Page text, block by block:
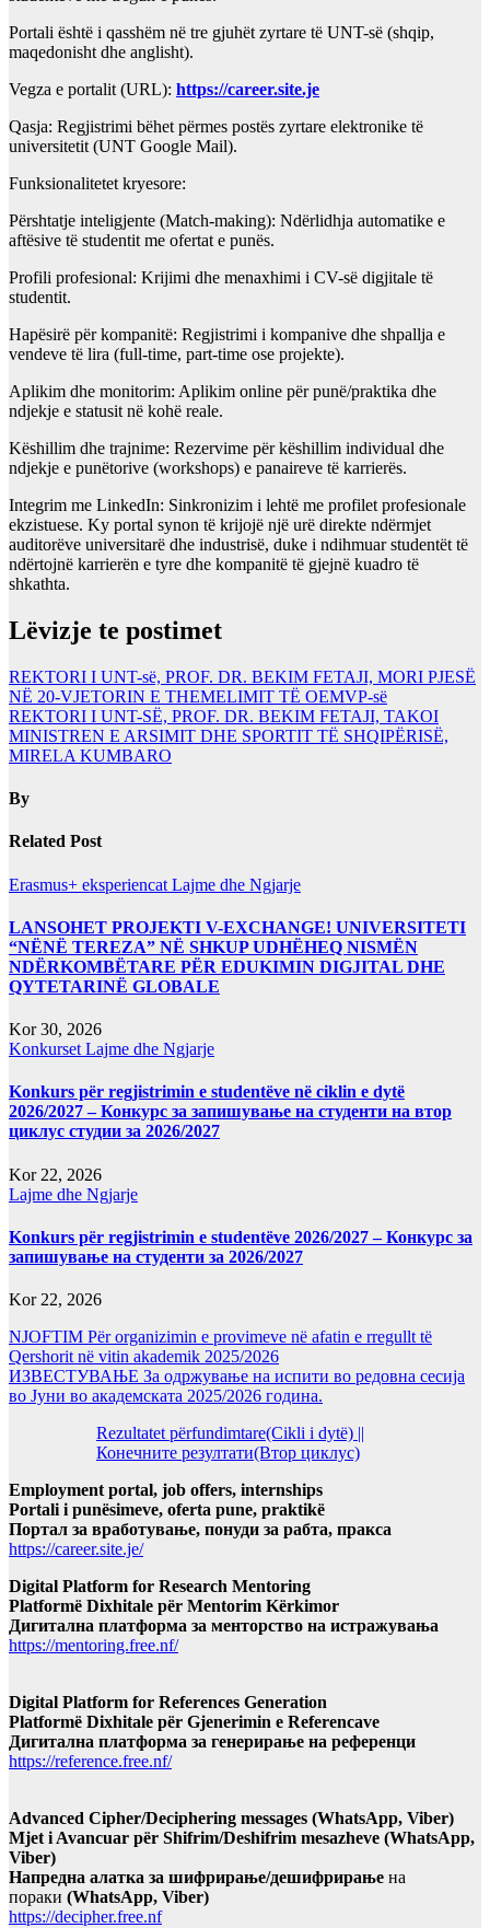
Portali është i qasshëm në tre gjuhët zyrtare të UNT-së (shqip,
maqedonisht dhe anglisht).
Vegza e portalit (URL): https://career.site.je
Qasja: Regjistrimi bëhet përmes postës zyrtare elektronike të
universitetit (UNT Google Mail).
Funksionalitetet kryesore:
Përshtatje inteligjente (Match-making): Ndërlidhja automatike e
aftësive të studentit me ofertat e punës.
Profili profesional: Krijimi dhe menaxhimi i CV-së digjitale të
studentit.
Hapësirë për kompanitë: Regjistrimi i kompanive dhe shpallja e
vendeve të lira (full-time, part-time ose projekte).
Aplikim dhe monitorim: Aplikim online për punë/praktika dhe
ndjekje e statusit në kohë reale.
Këshillim dhe trajnime: Rezervime për këshillim individual dhe
ndjekje e punëtorive (workshops) e panaireve të karrierës.
Integrim me LinkedIn: Sinkronizim i lehtë mе profilet profesionale
ekzistuese. Ky portal synon të krijojë një urë direkte ndërmjet
auditorëve universitarë dhe industrisë, duke i ndihmuar studentët të
ndërtojnë karrierën e tyre dhe kompanitë të gjejnë kuadro të
shkathta.
Lëvizje te postimet
REKTORI I UNT-së, PROF. DR. BEKIM FETAJI, MORI PJESË
NË 20-VJETORIN E THEMELIMIT TË OEMVP-së
REKTORI I UNT-SË, PROF. DR. BEKIM FETAJI, TAKOI
MINISTREN E ARSIMIT DHE SPORTIT TË SHQIPËRISË,
MIRELA KUMBARO
By
Related Post
Erasmus+ eksperiencat Lajme dhe Ngjarje
LANSOHET PROJEKTI V-EXCHANGE! UNIVERSITETI
“NËNË TEREZA” NË SHKUP UDHËHEQ NISMËN
NDËRKOMBËTARE PËR EDUKIMIN DIGJITAL DHE
QYTETARINË GLOBALE
Kor 30, 2026
Konkurset Lajme dhe Ngjarje
Konkurs për regjistrimin e studentëve në ciklin e dytë
2026/2027 – Конкурс за запишување на студенти на втор
циклус студии за 2026/2027
Kor 22, 2026
Lajme dhe Ngjarje
Konkurs për regjistrimin e studentëve 2026/2027 – Конкурс за
запишување на студенти за 2026/2027
Kor 22, 2026
NJOFTIM Për organizimin e provimeve në afatin e rregullt të
Qershorit në vitin akademik 2025/2026
ИЗВЕСТУВАЊЕ За одржување на испити во редовна сесија
во Јуни во академската 2025/2026 година.
Rezultatet përfundimtare(Cikli i dytë) ||
Конечните резултати(Втор циклус)
Employment portal, job offers, internships
Portali i punësimeve, oferta pune, praktikë
Портал за вработување, понуди за рабта, пракса
https://career.site.je/
Digital Platform for Research Mentoring
Platformë Dixhitale për Mentorim Kërkimor
Дигитална платформа за менторство на истражувања
https://mentoring.free.nf/
Digital Platform for References Generation
Platformë Dixhitale për Gjenerimin e Referencave
Дигитална платформа за генерирање на референци
https://reference.free.nf/
Advanced Cipher/Deciphering messages (WhatsApp, Viber)
Mjet i Avancuar për Shifrim/Deshifrim mesazheve (WhatsApp,
Viber)
Напредна алатка за шифрирање/дешифрирање на
пораки (WhatsApp, Viber)
https://decipher.free.nf